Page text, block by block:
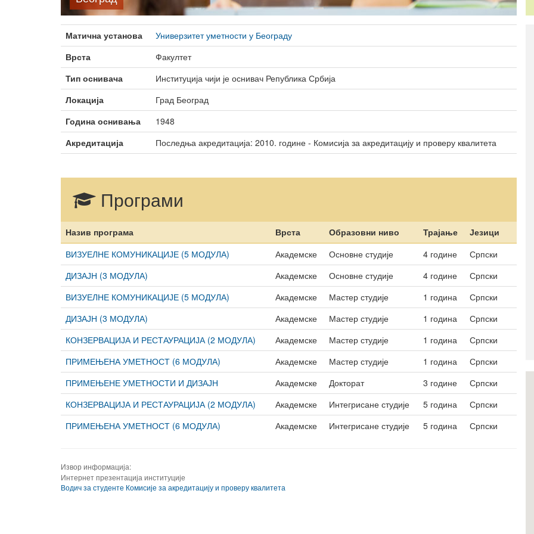
Неформално образовање
младих
Студентски домови
Матична установа
Универзитет уметности у Београду
Врста
Факултет
Тип оснивача
Институција чији је оснивач Република Србија
Локација
Град Београд
Година оснивања
1948
Акредитација
Последња акредитација: 2010. године - Комисија за акредитацију и проверу квалитета
Програми
Назив програма Врста Образовни ниво Трајање
Језици
ВИЗУЕЛНЕ КОМУНИКАЦИЈЕ (5 МОДУЛА)
Академске Основне студије 4 године
Српски
ДИЗАЈН (3 МОДУЛА)
Академске Основне студије 4 године
Српски
ВИЗУЕЛНЕ КОМУНИКАЦИЈЕ (5 МОДУЛА)
Академске Мастер студије 1 година
Српски
ДИЗАЈН (3 МОДУЛА)
Академске Мастер студије 1 година
Српски
КОНЗЕРВАЦИЈА И РЕСТАУРАЦИЈА (2 МОДУЛА)
Академске Мастер студије 1 година
Српски
ПРИМЕЊЕНА УМЕТНОСТ (6 МОДУЛА)
Академске Мастер студије 1 година
Српски
ПРИМЕЊЕНЕ УМЕТНОСТИ И ДИЗАЈН
Академске Докторат 3 године
Српски
КОНЗЕРВАЦИЈА И РЕСТАУРАЦИЈА (2 МОДУЛА)
Академске Интегрисане студије 5 година
Српски
ПРИМЕЊЕНА УМЕТНОСТ (6 МОДУЛА)
Академске Интегрисане студије 5 година Српски
Извор информација:
Интернет презентација институције
Водич за студенте Комисије за акредитацију и проверу квалитета